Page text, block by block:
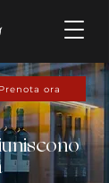
Prenota ora